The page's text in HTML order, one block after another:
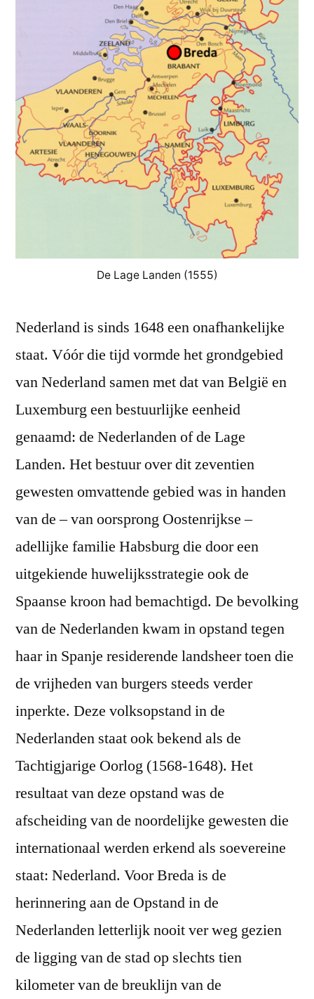
De Lage Landen (1555)
Nederland is sinds 1648 een onafhankelijke
staat. Vóór die tijd vormde het grondgebied
van Nederland samen met dat van België en
Luxemburg een bestuurlijke eenheid
genaamd: de Nederlanden of de Lage
Landen. Het bestuur over dit zeventien
gewesten omvattende gebied was in handen
van de – van oorsprong Oostenrijkse –
adellijke familie Habsburg die door een
uitgekiende huwelijksstrategie ook de
Spaanse kroon had bemachtigd. De bevolking
van de Nederlanden kwam in opstand tegen
haar in Spanje residerende landsheer toen die
de vrijheden van burgers steeds verder
inperkte. Deze volksopstand in de
Nederlanden staat ook bekend als de
Tachtigjarige Oorlog (1568-1648). Het
resultaat van deze opstand was de
afscheiding van de noordelijke gewesten die
internationaal werden erkend als soevereine
staat: Nederland. Voor Breda is de
herinnering aan de Opstand in de
Nederlanden letterlijk nooit ver weg gezien
de ligging van de stad op slechts tien
kilometer van de breuklijn van de